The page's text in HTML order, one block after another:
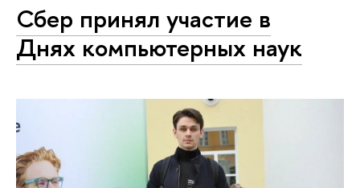
Сбер принял участие в
Днях компьютерных наук